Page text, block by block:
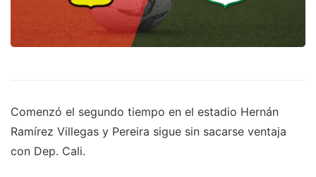
Comenzó el segundo tiempo en el estadio Hernán
Ramírez Villegas y Pereira sigue sin sacarse ventaja
con Dep. Cali.